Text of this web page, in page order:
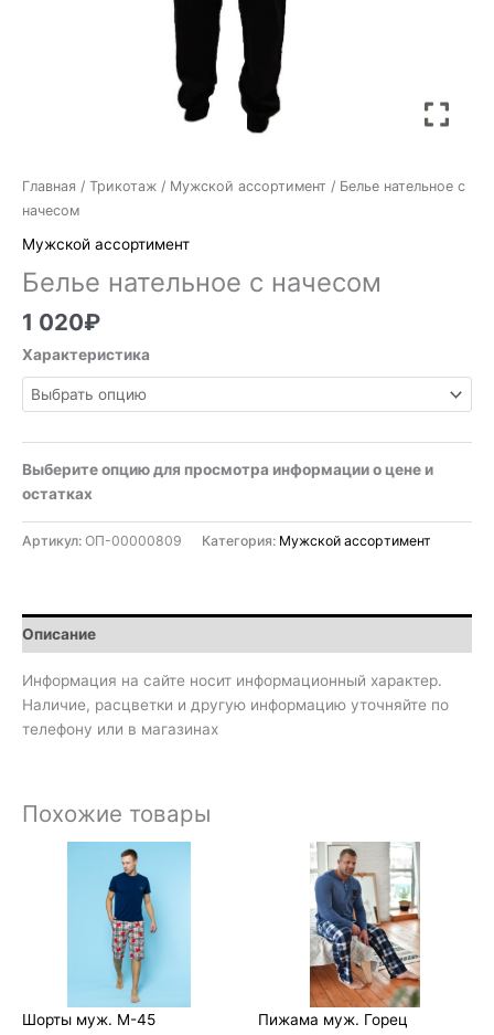
Главная / Трикотаж / Мужской ассортимент / Белье нательное с
начесом
Мужской ассортимент
Белье нательное с начесом
1 020₽
Характеристика
Выберите опцию для просмотра информации о цене и
остатках
Артикул: ОП-00000809 Категория: Мужской ассортимент
Описание
Информация на сайте носит информационный характер.
Наличие, расцветки и другую информацию уточняйте по
телефону или в магазинах
Похожие товары
Шорты муж. М-45 Пижама муж. Горец